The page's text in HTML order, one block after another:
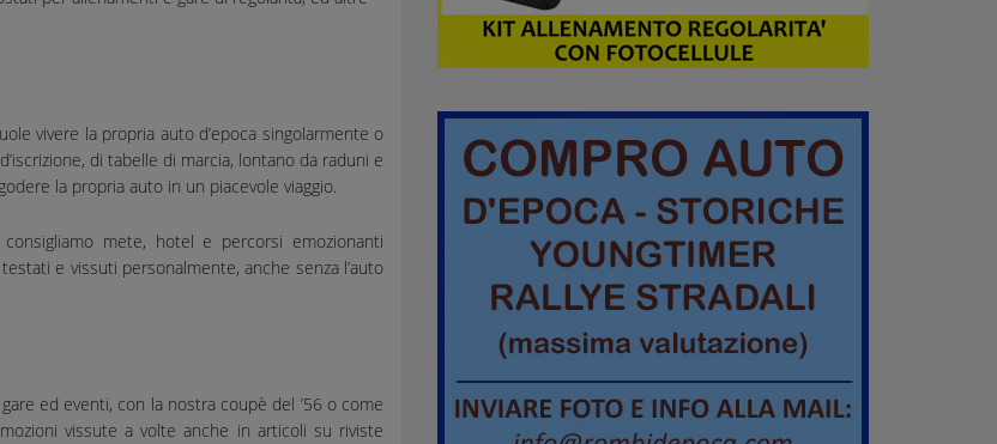
vivere la propria auto d’epoca singolarmente o
di tabelle di marcia, lontano da raduni e
la propria auto in un piacevole viaggio.
mete, hotel e percorsi emozionanti
e vissuti personalmente, anche senza l’auto
gare ed eventi, con la nostra coupè del ’56 o come
vissute a volte anche in articoli su riviste